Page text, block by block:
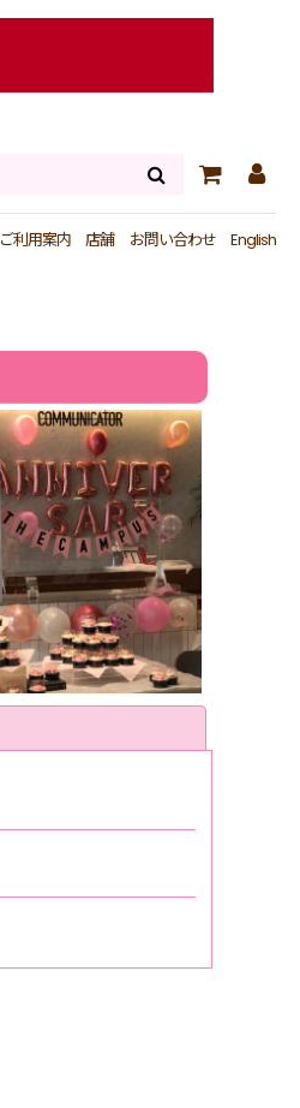
ご利用案内 店舗 お問い合わせ English